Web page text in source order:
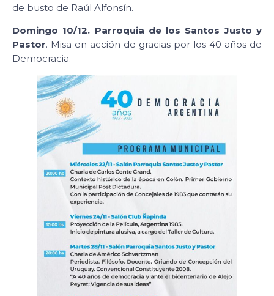
de busto de Raúl Alfonsín.
Domingo 10/12. Parroquia de los Santos Justo y
Pastor. Misa en acción de gracias por los 40 años de
Democracia.